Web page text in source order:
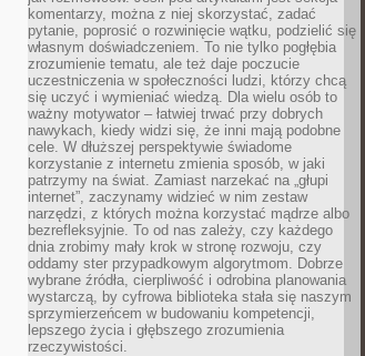
komentarzy, można z niej skorzystać, zadać
pytanie, poprosić o rozwinięcie wątku, podzielić się
własnym doświadczeniem. To nie tylko pogłębia
zrozumienie tematu, ale też daje poczucie
uczestniczenia w społeczności ludzi, którzy chcą
się uczyć i wymieniać wiedzą. Dla wielu osób to
ważny motywator – łatwiej trwać przy dobrych
nawykach, kiedy widzi się, że inni mają podobne
cele. W dłuższej perspektywie świadome
korzystanie z internetu zmienia sposób, w jaki
patrzymy na świat. Zamiast narzekać na „głupi
internet”, zaczynamy widzieć w nim zestaw
narzędzi, z których można korzystać mądrze albo
bezrefleksyjnie. To od nas zależy, czy każdego
dnia zrobimy mały krok w stronę rozwoju, czy
oddamy ster przypadkowym algorytmom. Dobrze
wybrane źródła, cierpliwość i odrobina planowania
wystarczą, by cyfrowa biblioteka stała się naszym
sprzymierzeńcem w budowaniu kompetencji,
lepszego życia i głębszego zrozumienia
rzeczywistości.